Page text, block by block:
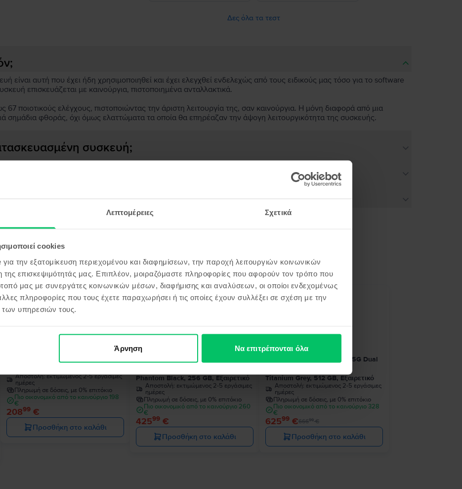
Λεπτομέρειες Σχετικά
cookies
την εξατομίκευση περιεχομένου και διαφημίσεων, την παροχή λειτουργιών κοινωνικών
επισκεψιμότητάς μας. Επιπλέον, μοιραζόμαστε πληροφορίες που αφορούν τον τρόπο που
μας με συνεργάτες κοινωνικών μέσων, διαφήμισης και αναλύσεων, οι οποίοι ενδεχομένως
πληροφορίες που τους έχετε παραχωρήσει ή τις οποίες έχουν συλλέξει σε σχέση με την
υπηρεσιών τους.
Άρνηση Να επιτρέπονται όλα
Δες όλα τα τεστ
είναι αυτή που έχει ήδη χρησιμοποιηθεί και έχει ελεγχθεί ενδελεχώς από τους ειδικούς μας τόσο για το software
επισκευάζεται με καινούργια, πιστοποιημένα ανταλλακτικά.
ποιοτικούς ελέγχους, πιστοποιώντας την άριστη λειτουργία της, σαν καινούργια. Η μόνη διαφορά από μια
σημάδια φθοράς, όχι όμως ελαττώματα τα οποία θα επηρέαζαν την άψογη λειτουργικότητα της συσκευής.
συσκευή;
συσκευής;
παρόμοια με την αναζήτησή σου
Samsung Galaxy S22 5G Dual Sim
Αποστολή:εκτιμώμενος 2-5 εργάσιμες
ημέρες
Πληρωμή σε δόσεις, με 0% επιτόκιο
Πιο οικονομικό από το καινούργιο 198
€
20899€
Προσθήκη στο καλάθι
Samsung Galaxy S22 Ultra 5G Dual
Phantom Black, 256 GB, Εξαιρετικό
Αποστολή: εκτιμώμενος 2-5 εργάσιμες
ημέρες
Πληρωμή σε δόσεις, με 0% επιτόκιο
Πιο οικονομικό από το καινούργιο 260
€
42599 €
Προσθήκη στο καλάθι
- 41 €
Samsung Galaxy S24 Ultra 5G Dual
Titanium Grey, 512 GB, Εξαιρετικό
Αποστολή: εκτιμώμενος 2-5 εργάσιμες
ημέρες
Πληρωμή σε δόσεις, με 0% επιτόκιο
Πιο οικονομικό από το καινούργιο 328
€
62599 €66699€
Προσθήκη στο καλάθι